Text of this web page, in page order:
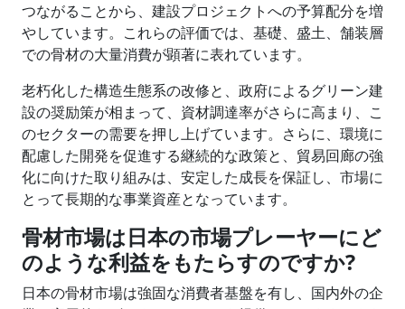
つながることから、建設プロジェクトへの予算配分を増
やしています。これらの評価では、基礎、盛土、舗装層
での骨材の大量消費が顕著に表れています。
老朽化した構造生態系の改修と、政府によるグリーン建
設の奨励策が相まって、資材調達率がさらに高まり、こ
のセクターの需要を押し上げています。さらに、環境に
配慮した開発を促進する継続的な政策と、貿易回廊の強
化に向けた取り組みは、安定した成長を保証し、市場に
とって長期的な事業資産となっています。
骨材市場は日本の市場プレーヤーにど
のような利益をもたらすのですか?
日本の骨材市場は強固な消費者基盤を有し、国内外の企